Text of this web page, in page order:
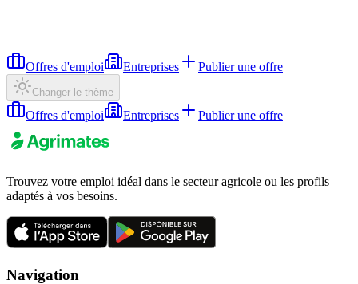
Offres d'emploi Entreprises Publier une offre
Changer le thème
Offres d'emploi Entreprises Publier une offre
Trouvez votre emploi idéal dans le secteur agricole ou les profils
adaptés à vos besoins.
Navigation